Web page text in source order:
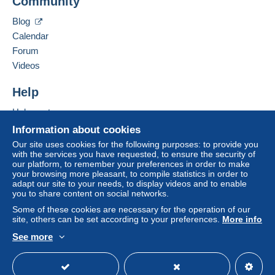
This zone includes
€1.00
From 4 to 12 items
€1.60
From 13
€3.10
Registered letter (normal size/small letter)
Payment by:
To access delivery information,
you must be a member and log in.
Login
Free
registra
tion
Information about cookies
Our site uses cookies for the following purposes: to provide you
with the services you have requested, to ensure the security of
our platform, to remember your preferences in order to make
your browsing more pleasant, to compile statistics in order to
adapt our site to your needs, to display videos and to enable
you to share content on social networks.
Some of these cookies are necessary for the operation of our
site, others can be set according to your preferences. More info
See more
Blog
Calendar
Forum
Videos
Help
Help center
Buying on Delcampe
Selling on Delcampe
A secure website